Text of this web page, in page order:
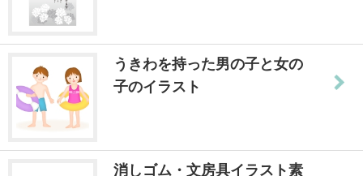
うきわを持った男の子と女の
子のイラスト
消しゴム・文房具イラスト素